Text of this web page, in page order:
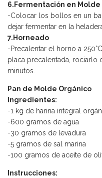
6.Fermentación en Molde
-Colocar los bollos en un
dejar fermentar en la
7.Horneado
-Precalentar el horno a
placa precalentada, rociarlo
minutos.
Pan de Molde Orgánico
Ingredientes:
-1 kg de harina integral
-600 gramos de agua
-30 gramos de levadura
-5 gramos de sal marina
-100 gramos de aceite de
Instrucciones: